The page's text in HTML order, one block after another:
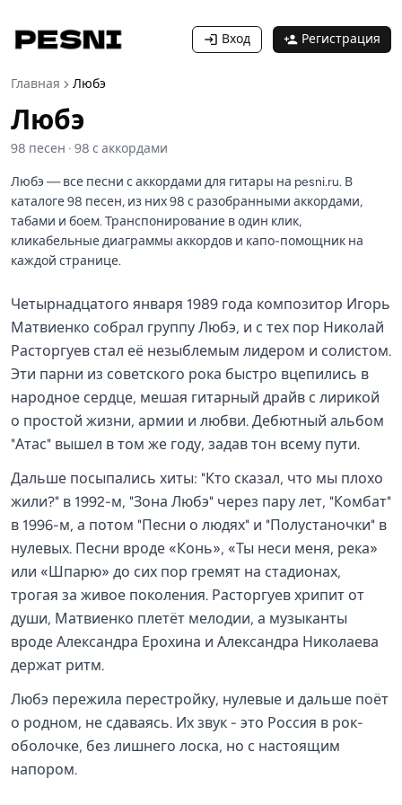
Вход Регистрация
Главная Любэ
Любэ
98 песен · 98 с аккордами
Любэ — все песни с аккордами для гитары на pesni.ru. В
каталоге 98 песен, из них 98 с разобранными аккордами,
табами и боем. Транспонирование в один клик,
кликабельные диаграммы аккордов и капо-помощник на
каждой странице.
Четырнадцатого января 1989 года композитор Игорь
Матвиенко собрал группу Любэ, и с тех пор Николай
Расторгуев стал её незыблемым лидером и солистом.
Эти парни из советского рока быстро вцепились в
народное сердце, мешая гитарный драйв с лирикой
о простой жизни, армии и любви. Дебютный альбом
"Атас" вышел в том же году, задав тон всему пути.
Дальше посыпались хиты: "Кто сказал, что мы плохо
жили?" в 1992-м, "Зона Любэ" через пару лет, "Комбат"
в 1996-м, а потом "Песни о людях" и "Полустаночки" в
нулевых. Песни вроде «Конь», «Ты неси меня, река»
или «Шпарю» до сих пор гремят на стадионах,
трогая за живое поколения. Расторгуев хрипит от
души, Матвиенко плетёт мелодии, а музыканты
вроде Александра Ерохина и Александра Николаева
держат ритм.
Любэ пережила перестройку, нулевые и дальше поёт
о родном, не сдаваясь. Их звук - это Россия в рок-
оболочке, без лишнего лоска, но с настоящим
напором.